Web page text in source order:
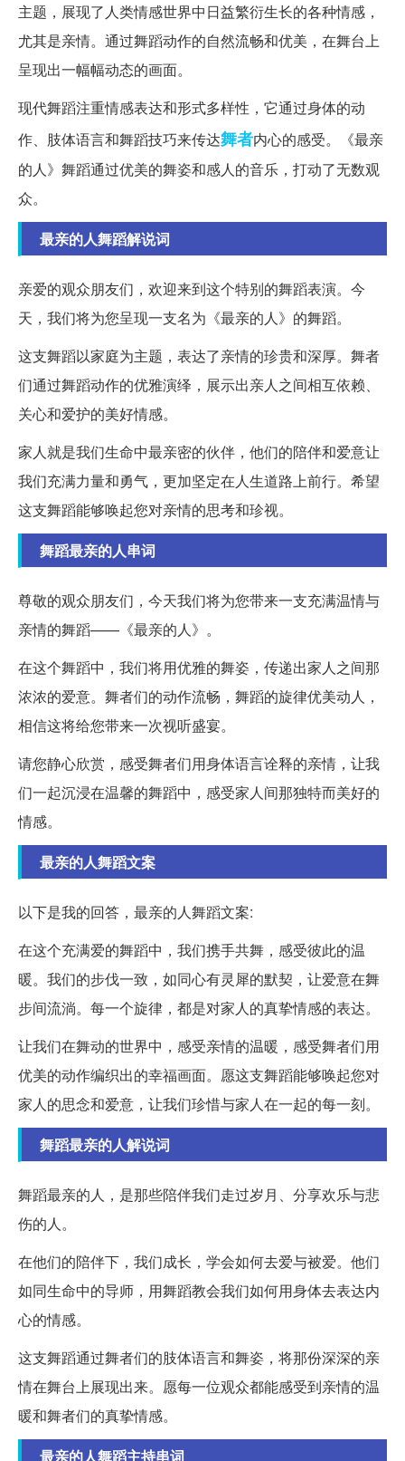
主题，展现了人类情感世界中日益繁衍生长的各种情感，
尤其是亲情。通过舞蹈动作的自然流畅和优美，在舞台上
呈现出一幅幅动态的画面。
现代舞蹈注重情感表达和形式多样性，它通过身体的动
作、肢体语言和舞蹈技巧来传达舞者内心的感受。《最亲
的人》舞蹈通过优美的舞姿和感人的音乐，打动了无数观
众。
最亲的人舞蹈解说词
亲爱的观众朋友们，欢迎来到这个特别的舞蹈表演。今
天，我们将为您呈现一支名为《最亲的人》的舞蹈。
这支舞蹈以家庭为主题，表达了亲情的珍贵和深厚。舞者
们通过舞蹈动作的优雅演绎，展示出亲人之间相互依赖、
关心和爱护的美好情感。
家人就是我们生命中最亲密的伙伴，他们的陪伴和爱意让
我们充满力量和勇气，更加坚定在人生道路上前行。希望
这支舞蹈能够唤起您对亲情的思考和珍视。
舞蹈最亲的人串词
尊敬的观众朋友们，今天我们将为您带来一支充满温情与
亲情的舞蹈——《最亲的人》。
在这个舞蹈中，我们将用优雅的舞姿，传递出家人之间那
浓浓的爱意。舞者们的动作流畅，舞蹈的旋律优美动人，
相信这将给您带来一次视听盛宴。
请您静心欣赏，感受舞者们用身体语言诠释的亲情，让我
们一起沉浸在温馨的舞蹈中，感受家人间那独特而美好的
情感。
最亲的人舞蹈文案
以下是我的回答，最亲的人舞蹈文案:
在这个充满爱的舞蹈中，我们携手共舞，感受彼此的温
暖。我们的步伐一致，如同心有灵犀的默契，让爱意在舞
步间流淌。每一个旋律，都是对家人的真挚情感的表达。
让我们在舞动的世界中，感受亲情的温暖，感受舞者们用
优美的动作编织出的幸福画面。愿这支舞蹈能够唤起您对
家人的思念和爱意，让我们珍惜与家人在一起的每一刻。
舞蹈最亲的人解说词
舞蹈最亲的人，是那些陪伴我们走过岁月、分享欢乐与悲
伤的人。
在他们的陪伴下，我们成长，学会如何去爱与被爱。他们
如同生命中的导师，用舞蹈教会我们如何用身体去表达内
心的情感。
这支舞蹈通过舞者们的肢体语言和舞姿，将那份深深的亲
情在舞台上展现出来。愿每一位观众都能感受到亲情的温
暖和舞者们的真挚情感。
最亲的人舞蹈主持串词